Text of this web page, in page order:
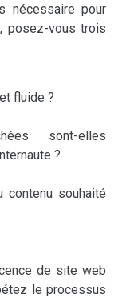
nécessaire pour
posez-vous trois
fluide ?
sont-elles
?
contenu souhaité
de site web
le processus